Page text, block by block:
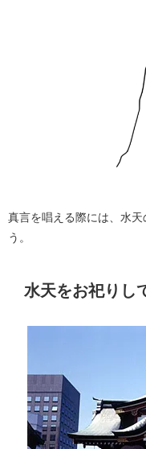
真言を唱える際には、水
う。
水天をお祀りし